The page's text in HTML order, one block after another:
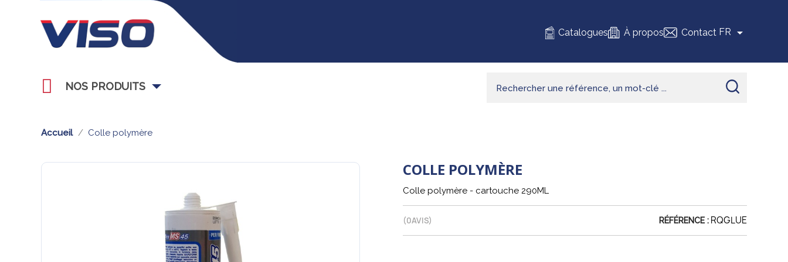
Catalogues À propos Contact FR 
NOS PRODUITS
Accueil Colle polymère
COLLE POLYMÈRE
Colle polymère - cartouche 290ML
(0AVIS) RÉFÉRENCE : RQGLUE